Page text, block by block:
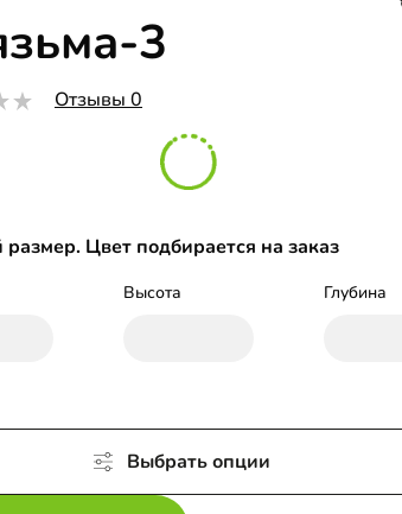
3
Отзывы 0
Цвет подбирается на заказ
Высота Глубина
Выбрать опции